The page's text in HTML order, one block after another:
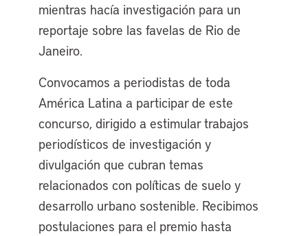
mientras hacía investigación para un
reportaje sobre las favelas de Rio de
Janeiro.
Convocamos a periodistas de toda
América Latina a participar de este
concurso, dirigido a estimular trabajos
periodísticos de investigación y
divulgación que cubran temas
relacionados con políticas de suelo y
desarrollo urbano sostenible. Recibimos
postulaciones para el premio hasta